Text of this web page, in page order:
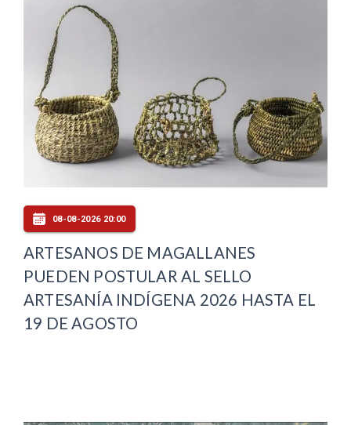
08-08-2026 20:00
ARTESANOS DE MAGALLANES
PUEDEN POSTULAR AL SELLO
ARTESANÍA INDÍGENA 2026 HASTA EL
19 DE AGOSTO